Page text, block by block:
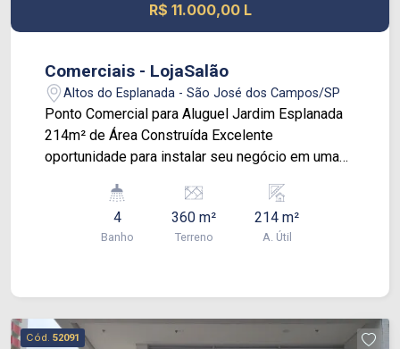
R$ 11.000,00 L
Comerciais - LojaSalão
Altos do Esplanada - São José dos Campos/SP
Ponto Comercial para Aluguel Jardim Esplanada
214m² de Área Construída Excelente
oportunidade para instalar seu negócio em uma
Este ponto comercial conta com 214 metros
quadrados de área construída, oferecendo uma
estrutura completa e versátil para diversos
escritórios, perfeitas para administração,
4
Banho
360 m²
Terreno
214 m²
A. Útil
Cód. 52091